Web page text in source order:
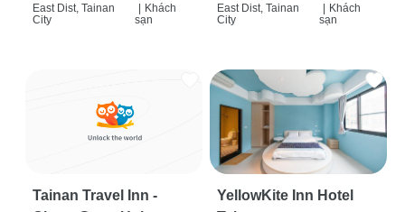
East Dist, Tainan
City
| Khách
sạn
East Dist, Tainan
City
| Khách
sạn
Tainan Travel Inn -
YellowKite Inn Hotel